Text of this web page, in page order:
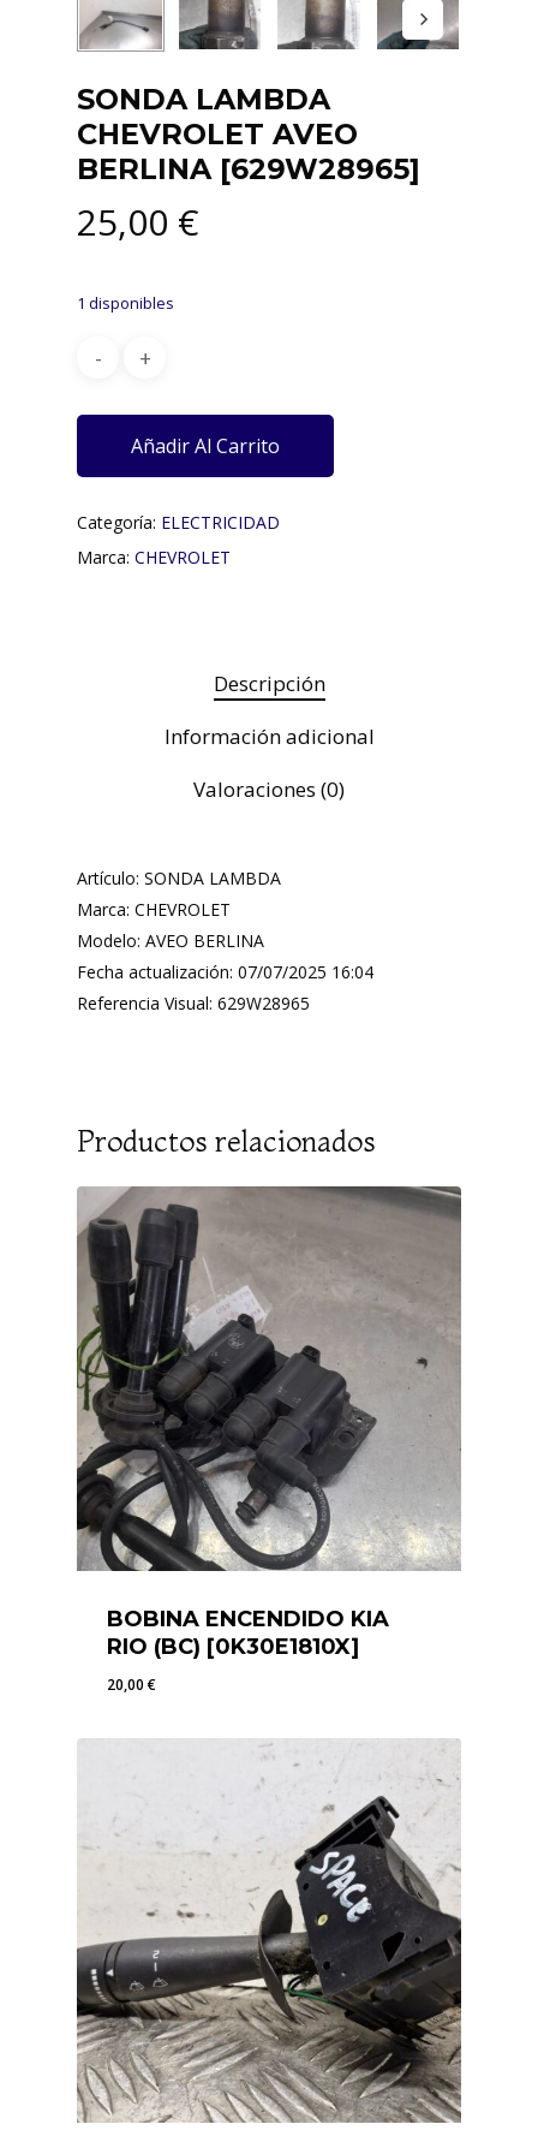
SONDA LAMBDA
CHEVROLET AVEO
BERLINA [629W28965]
25,00 €
1 disponibles
Añadir Al Carrito
Categoría: ELECTRICIDAD
Marca: CHEVROLET
Descripción
Información adicional
Valoraciones (0)
Artículo: SONDA LAMBDA
Marca: CHEVROLET
Modelo: AVEO BERLINA
Fecha actualización: 07/07/2025 16:04
Referencia Visual: 629W28965
Productos relacionados
BOBINA ENCENDIDO KIA
RIO (BC) [0K30E1810X]
20,00€